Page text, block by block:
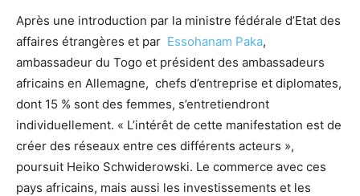
Après une introduction par la ministre fédérale d’Etat des
affaires étrangères et par Essohanam Paka,
ambassadeur du Togo et président des ambassadeurs
africains en Allemagne, chefs d’entreprise et diplomates,
dont 15 % sont des femmes, s’entretiendront
individuellement. « L’intérêt de cette manifestation est de
créer des réseaux entre ces différents acteurs »,
poursuit Heiko Schwiderowski. Le commerce avec ces
pays africains, mais aussi les investissements et les